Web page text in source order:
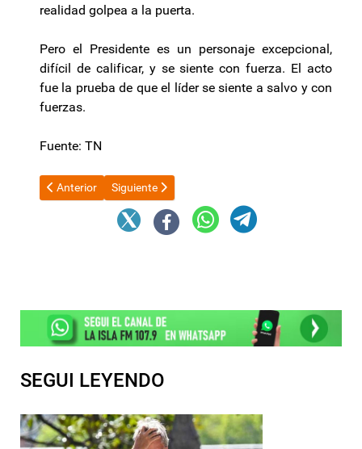
realidad golpea a la puerta.
Pero el Presidente es un personaje excepcional,
difícil de calificar, y se siente con fuerza. El acto
fue la prueba de que el líder se siente a salvo y con
fuerzas.
Fuente: TN
Artículo anterior: Más cambios en el Gobierno: desplazaron a
Anterior Artículo siguiente: Jalil en la Mesa del Cobre
Siguiente
SEGUI LEYENDO